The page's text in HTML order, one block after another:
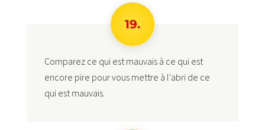
19.
Comparez ce qui est mauvais à ce qui est
encore pire pour vous mettre à l'abri de ce
qui est mauvais.